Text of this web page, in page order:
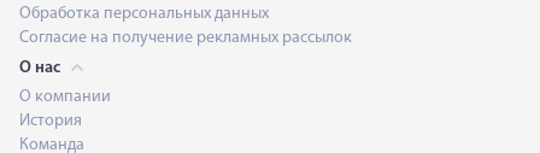
Обработка персональных данных
Согласие на получение рекламных рассылок
О нас
О компании
История
Команда